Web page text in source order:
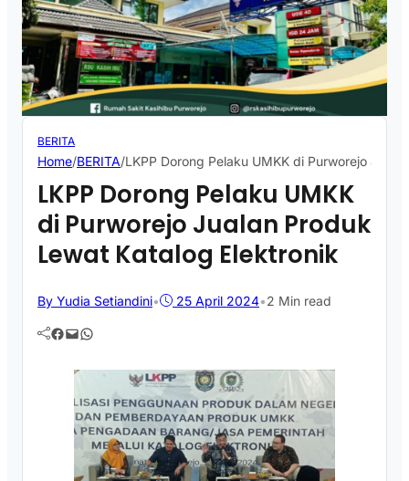
BERITA
Home/BERITA/LKPP Dorong Pelaku UMKK di Purworejo
LKPP Dorong Pelaku UMKK
di Purworejo Jualan Produk
Lewat Katalog Elektronik
By Yudia Setiandini• 25 April 2024•2 Min read
Facebook Mail WhatsApp